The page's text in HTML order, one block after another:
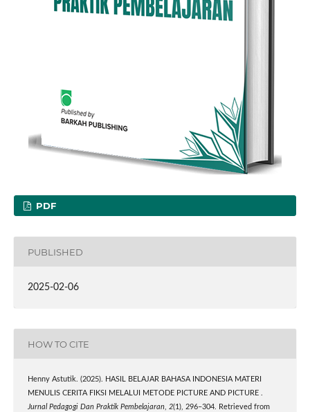
PDF
PUBLISHED
2025-02-06
HOW TO CITE
Henny Astutik. (2025). HASIL BELAJAR BAHASA INDONESIA MATERI
MENULIS CERITA FIKSI MELALUI METODE PICTURE AND PICTURE .
Jurnal Pedagogi Dan Praktik Pembelajaran, 2(1), 296–304. Retrieved from